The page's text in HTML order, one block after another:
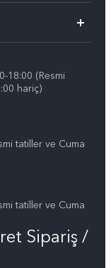
18:00 (Resmi
hariç)
tatiller ve Cuma
tatiller ve Cuma
Sipariş /